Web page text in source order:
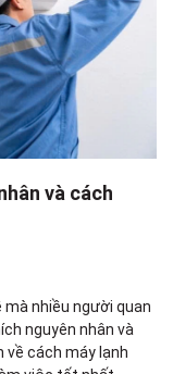
và cách
nhiều người quan
nguyên nhân và
về cách máy lạnh